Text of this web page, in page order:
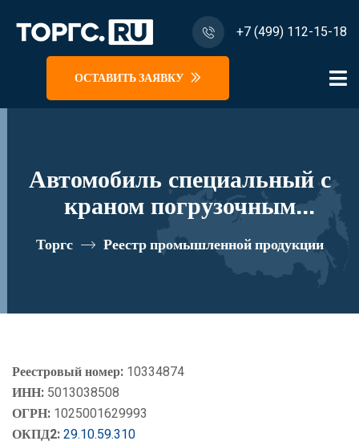
+7 (499) 112-15-18
ОСТАВИТЬ ЗАЯВКУ
Автомобиль специальный с
краном погрузочным
гидравлическим типа МКМА
на базе КАМАЗ 65117 и его
реестровый номер 10334874
Торгс Реестр промышленной продукции
Реестровый номер: 10334874
ИНН: 5013038508
ОГРН: 1025001629993
ОКПД2:29.10.59.310